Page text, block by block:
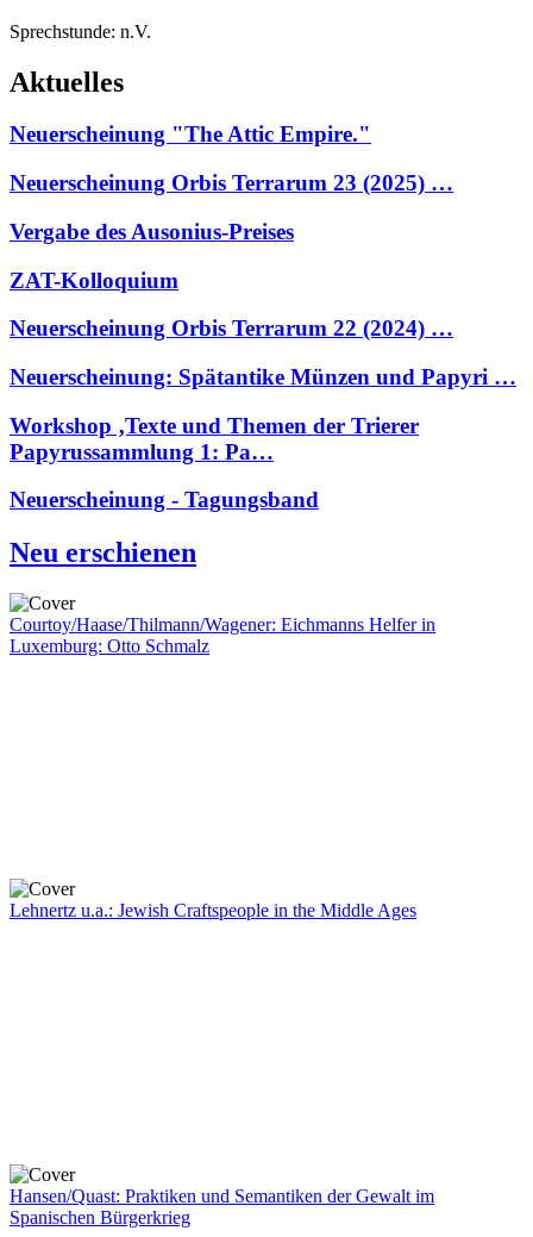
Sprechstunde: n.V.
Aktuelles
Neuerscheinung "The Attic Empire."
Neuerscheinung Orbis Terrarum 23 (2025) …
Vergabe des Ausonius-Preises
ZAT-Kolloquium
Neuerscheinung Orbis Terrarum 22 (2024) …
Neuerscheinung: Spätantike Münzen und Papyri …
Workshop ‚Texte und Themen der Trierer
Papyrussammlung 1: Pa…
Neuerscheinung - Tagungsband
Neu erschienen
Courtoy/Haase/Thilmann/Wagener: Eichmanns Helfer in
Luxemburg: Otto Schmalz
Lehnertz u.a.: Jewish Craftspeople in the Middle Ages
Hansen/Quast: Praktiken und Semantiken der Gewalt im
Spanischen Bürgerkrieg